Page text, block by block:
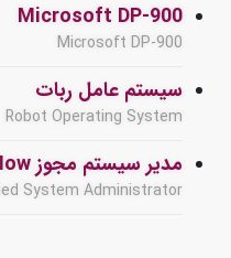
Microsoft DP-900
Microsoft DP-900
سیستم عامل ربات
Robot Operating System
مدیر سیستم مجوز ServiceNow
System Administrator